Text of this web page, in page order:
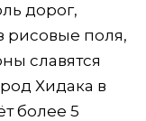
дорог,
рисовые поля,
славятся
Хидака в
более 5